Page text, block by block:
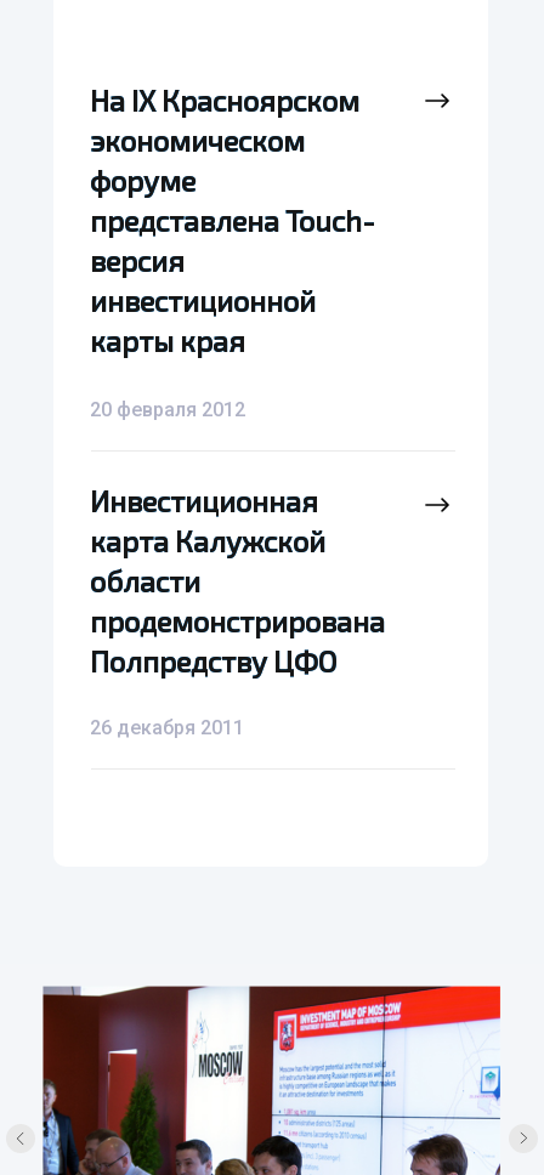
На IX Красноярском
экономическом
форуме
представлена Touch-
версия
инвестиционной
карты края
20 февраля 2012
Инвестиционная
карта Калужской
области
продемонстрирована
Полпредству ЦФО
26 декабря 2011
На IX Красноярском
экономическом
форуме
представлена Touch-
версия
инвестиционной
карты края
Инвестиционная
карта Калужской
области
продемонстрирована
Полпредству ЦФО